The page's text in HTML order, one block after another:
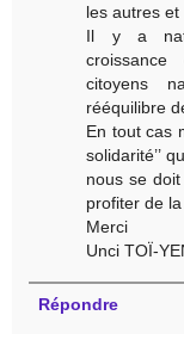
les autres
Il y a
citoyens
rééquilibre
En tout cas
solidarité’’
nous se
profiter de
Merci
Unci TOÏ-
Répondre